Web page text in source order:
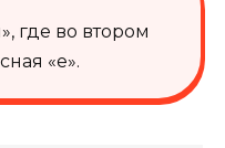
где во втором
«е».